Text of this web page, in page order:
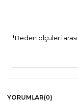
*Beden ölçüleri
YORUMLAR(0)